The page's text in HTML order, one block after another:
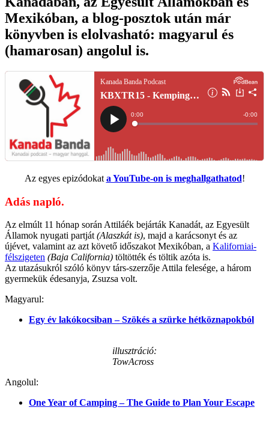
Mexikóban, a blog-posztok után már
könyvben is elolvasható: magyarul és
(hamarosan) angolul is.
Az egyes epizódokat a YouTube-on is meghallgathatod!
Adás napló.
Az elmúlt 11 hónap során Attiláék bejárták Kanadát, az Egyesült
Államok nyugati partját (Alaszkát is), majd a karácsonyt és az
újévet, valamint az azt követő időszakot Mexikóban, a Kaliforniai-
félszigeten (Baja California) töltötték és töltik azóta is.
Az utazásukról szóló könyv társ-szerzője Attila felesége, a három
gyermekük édesanyja, Zsuzsa volt.
Magyarul:
Egy év lakókocsiban – Szökés a szürke hétköznapokból
illusztráció:
TowAcross
Angolul:
One Year of Camping – The Guide to Plan Your Escape